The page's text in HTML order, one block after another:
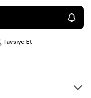
Tavsiye Et